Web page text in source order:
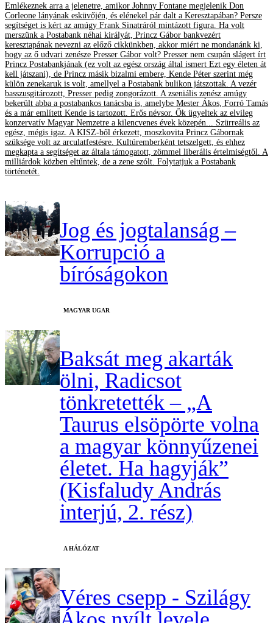
Emlékeznek arra a jelenetre, amikor Johnny Fontane megjelenik Don
Corleone lányának esküvőjén, és elénekel pár dalt a Keresztapában? Persze
segítséget is kért az amúgy Frank Sinatráról mintázott figura. Ha volt
merszünk a Postabank néhai királyát, Princz Gábor bankvezért
keresztapának nevezni az előző cikkünkben, akkor miért ne mondanánk ki,
hogy az ő udvari zenésze Presser Gábor volt? Presser nem csupán slágert írt
Princz Postabankjának (ez volt az egész ország által ismert Ezt egy életen át
kell játszani), de Princz másik bizalmi embere, Kende Péter szerint még
külön zenekaruk is volt, amellyel a Postabank bulikon játszottak. A vezér
basszusgitározott, Presser pedig zongorázott. A zseniális zenész amúgy
bekerült abba a postabankos tanácsba is, amelybe Mester Ákos, Forró Tamás
és a már említett Kende is tartozott. Erős névsor. Ők ügyeltek az elvileg
konzervatív Magyar Nemzetre a kilencvenes évek közepén... Szürreális az
egész, mégis igaz. A KISZ-ből érkezett, moszkovita Princz Gábornak
szüksége volt az arculatfestésre. Kultúremberként tetszelgett, és ehhez
megkapta a segítséget az általa támogatott, zömmel liberális értelmiségtől. A
milliárdok közben eltűntek, de a zene szólt. Folytatjuk a Postabank
történetét.
Jog és jogtalanság –
Korrupció a
bíróságokon
MAGYAR UGAR
Baksát meg akarták
ölni, Radicsot
tönkretették – „A
Taurus elsöpörte volna
a magyar könnyűzenei
életet. Ha hagyják”
(Kisfaludy András
interjú, 2. rész)
A HÁLÓZAT
Véres csepp - Szilágy